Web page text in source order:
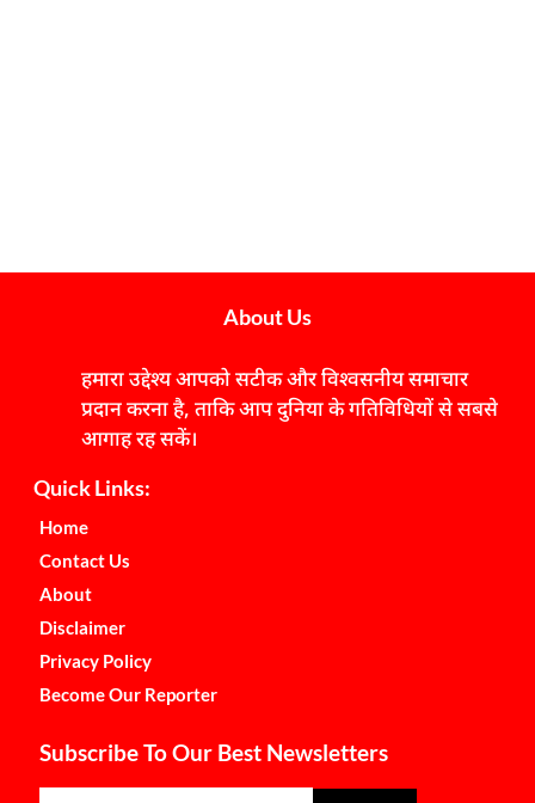
About Us
हमारा उद्देश्य आपको सटीक और विश्वसनीय समाचार
प्रदान करना है, ताकि आप दुनिया के गतिविधियों से सबसे
आगाह रह सकें।
Quick Links:
Home
Contact Us
About
Disclaimer
Privacy Policy
Become Our Reporter
Subscribe To Our Best Newsletters